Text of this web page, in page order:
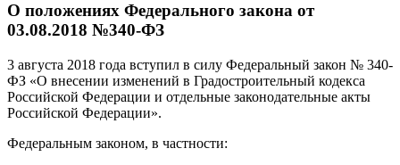
О положениях Федерального закона от
03.08.2018 №340-ФЗ
3 августа 2018 года вступил в силу Федеральный закон № 340-
ФЗ «О внесении изменений в Градостроительный кодекса
Российской Федерации и отдельные законодательные акты
Российской Федерации».
Федеральным законом, в частности: